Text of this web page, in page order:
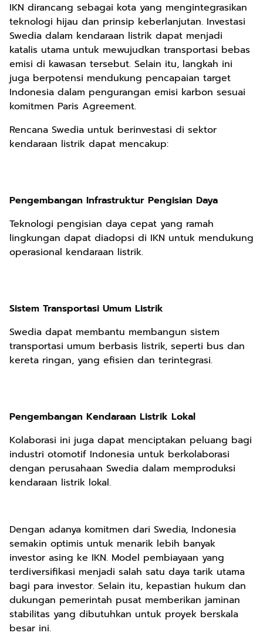
IKN dirancang sebagai kota yang mengintegrasikan
teknologi hijau dan prinsip keberlanjutan. Investasi
Swedia dalam kendaraan listrik dapat menjadi
katalis utama untuk mewujudkan transportasi bebas
emisi di kawasan tersebut. Selain itu, langkah ini
juga berpotensi mendukung pencapaian target
Indonesia dalam pengurangan emisi karbon sesuai
komitmen Paris Agreement.
Rencana Swedia untuk berinvestasi di sektor
kendaraan listrik dapat mencakup:
Pengembangan Infrastruktur Pengisian Daya
Teknologi pengisian daya cepat yang ramah
lingkungan dapat diadopsi di IKN untuk mendukung
operasional kendaraan listrik.
Sistem Transportasi Umum Listrik
Swedia dapat membantu membangun sistem
transportasi umum berbasis listrik, seperti bus dan
kereta ringan, yang efisien dan terintegrasi.
Pengembangan Kendaraan Listrik Lokal
Kolaborasi ini juga dapat menciptakan peluang bagi
industri otomotif Indonesia untuk berkolaborasi
dengan perusahaan Swedia dalam memproduksi
kendaraan listrik lokal.
Dengan adanya komitmen dari Swedia, Indonesia
semakin optimis untuk menarik lebih banyak
investor asing ke IKN. Model pembiayaan yang
terdiversifikasi menjadi salah satu daya tarik utama
bagi para investor. Selain itu, kepastian hukum dan
dukungan pemerintah pusat memberikan jaminan
stabilitas yang dibutuhkan untuk proyek berskala
besar ini.